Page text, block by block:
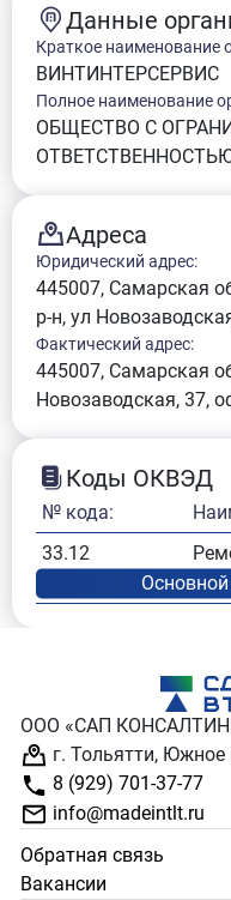
Данные
Краткое наименование
ВИНТИНТЕРСЕРВИС
Полное наименование
ОБЩЕСТВО С
Адреса
Юридический адрес:
445007, Самарская
р-н, ул
Фактический адрес:
445007, Самарская
Новозаводская, 37,
Коды ОКВЭД
№ кода:
33.12
ООО «САП
г. Тольятти, Южное
8 (929) 701-37-77
info@madeintlt.ru
Обратная связь
Вакансии